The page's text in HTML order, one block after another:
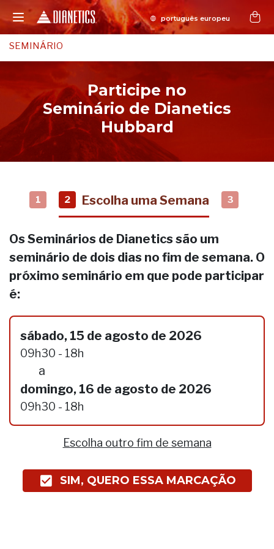
SEMINÁRIO
Participe no
Seminário de Dianetics
Hubbard
1 2 Escolha uma Semana 3
Os Seminários de Dianetics são um
seminário de dois dias no fim de semana. O
próximo seminário em que pode participar
é:
sábado, 15 de agosto de 2026
09h30 - 18h
a
domingo, 16 de agosto de 2026
09h30 - 18h
Escolha outro fim de semana
SIM, QUERO ESSA MARCAÇÃO